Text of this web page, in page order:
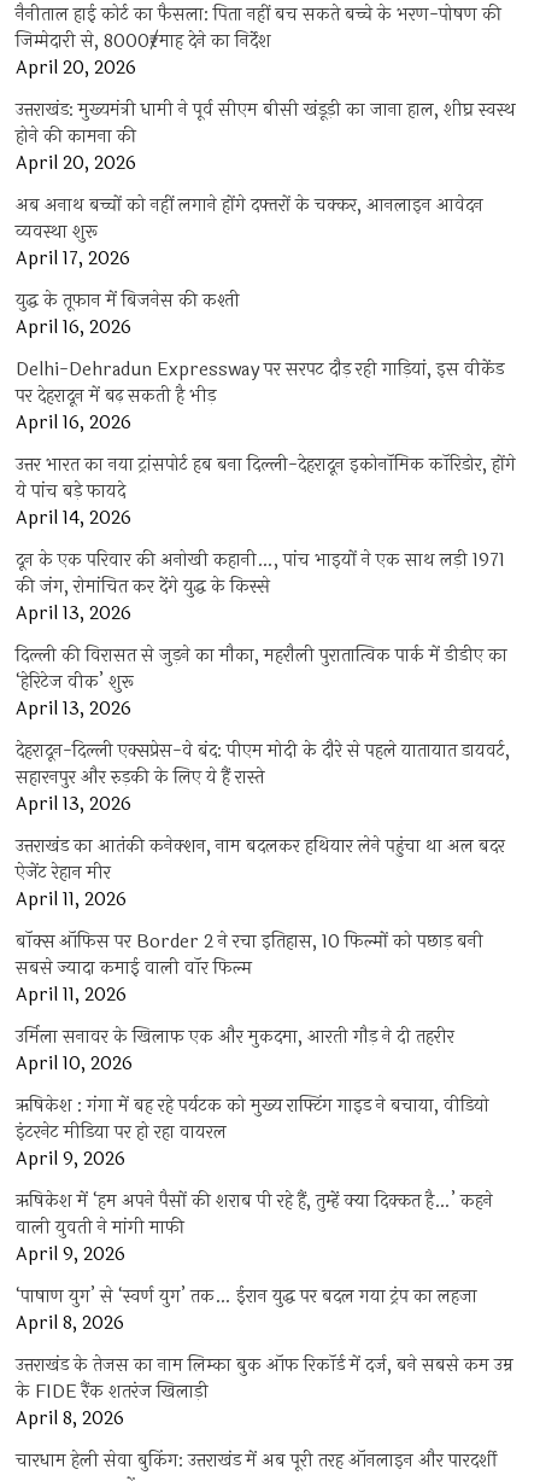
नैनीताल हाई कोर्ट का फैसला: पिता नहीं बच सकते बच्चे के भरण-पोषण की
जिम्मेदारी से, 8000₹/माह देने का निर्देश
April 20, 2026
उत्तराखंड: मुख्यमंत्री धामी ने पूर्व सीएम बीसी खंडूड़ी का जाना हाल, शीघ्र स्वस्थ
होने की कामना की
April 20, 2026
अब अनाथ बच्चों को नहीं लगाने होंगे दफ्तरों के चक्कर, आनलाइन आवेदन
व्यवस्था शुरू
April 17, 2026
युद्ध के तूफान में बिजनेस की कश्ती
April 16, 2026
Delhi-Dehradun Expressway पर सरपट दौड़ रही गाड़ियां, इस वीकेंड
पर देहरादून में बढ़ सकती है भीड़
April 16, 2026
उत्तर भारत का नया ट्रांसपोर्ट हब बना दिल्ली-देहरादून इकोनॉमिक कॉरिडोर, होंगे
ये पांच बड़े फायदे
April 14, 2026
दून के एक परिवार की अनोखी कहानी…, पांच भाइयों ने एक साथ लड़ी 1971
की जंग, रोमांचित कर देंगे युद्ध के किस्से
April 13, 2026
दिल्ली की विरासत से जुड़ने का मौका, महरौली पुरातात्विक पार्क में डीडीए का
‘हेरिटेज वीक’ शुरू
April 13, 2026
देहरादून-दिल्ली एक्सप्रेस-वे बंद: पीएम मोदी के दौरे से पहले यातायात डायवर्ट,
सहारनपुर और रुड़की के लिए ये हैं रास्ते
April 13, 2026
उत्तराखंड का आतंकी कनेक्शन, नाम बदलकर हथियार लेने पहुंचा था अल बदर
ऐजेंट रेहान मीर
April 11, 2026
बॉक्स ऑफिस पर Border 2 ने रचा इतिहास, 10 फिल्मों को पछाड़ बनी
सबसे ज्यादा कमाई वाली वॉर फिल्म
April 11, 2026
उर्मिला सनावर के खिलाफ एक और मुकदमा, आरती गौड़ ने दी तहरीर
April 10, 2026
ऋषिकेश : गंगा में बह रहे पर्यटक को मुख्य राफ्टिंग गाइड ने बचाया, वीडियो
इंटरनेट मीडिया पर हो रहा वायरल
April 9, 2026
ऋषिकेश में ‘हम अपने पैसों की शराब पी रहे हैं, तुम्हें क्या दिक्कत है…’ कहने
वाली युवती ने मांगी माफी
April 9, 2026
‘पाषाण युग’ से ‘स्वर्ण युग’ तक… ईरान युद्ध पर बदल गया ट्रंप का लहजा
April 8, 2026
उत्तराखंड के तेजस का नाम लिम्का बुक ऑफ रिकॉर्ड में दर्ज, बने सबसे कम उम्र
के FIDE रैंक शतरंज खिलाड़ी
April 8, 2026
चारधाम हेली सेवा बुकिंग: उत्तराखंड में अब पूरी तरह ऑनलाइन और पारदर्शी